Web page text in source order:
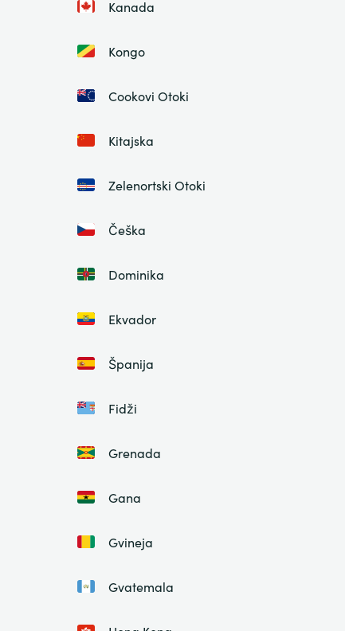
Kanada
Kongo
Cookovi Otoki
Kitajska
Zelenortski Otoki
Češka
Dominika
Ekvador
Španija
Fidži
Grenada
Gana
Gvineja
Gvatemala